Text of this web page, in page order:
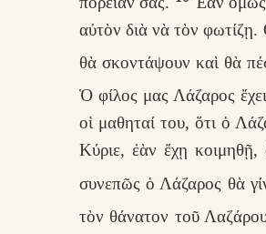
αὐτὸν διὰ νὰ τὸν φωτίζῃ.
θὰ σκοντάψουν καὶ θὰ
Ὁ φίλος μας Λάζαρος
οἱ μαθηταί του, ὅτι ὁ
Κύριε, ἐὰν ἔχῃ
συνεπῶς ὁ Λάζαρος θὰ
τὸν θάνατον τοῦ